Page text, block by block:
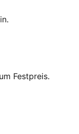
Festpreis.